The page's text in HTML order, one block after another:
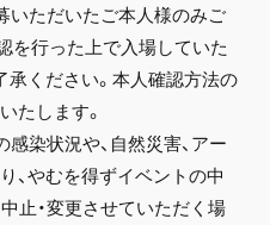
いただいたご本人様のみご
を行った上で入場していた
承ください。本人確認方法の
たします。
染状況や、自然災害、アー
、やむを得ずイベントの中
止・変更させていただく場